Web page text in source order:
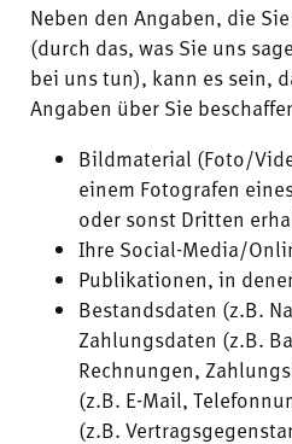
Neben den Angaben, die
(durch das, was Sie uns
bei uns tun), kann es sein,
Angaben über Sie
Bildmaterial (Foto/
einem Fotografen
oder sonst Dritten
Ihre Social-Media/
Publikationen, in
Bestandsdaten (z.B.
Zahlungsdaten (z.B.
Rechnungen,
(z.B. E-Mail,
(z.B.